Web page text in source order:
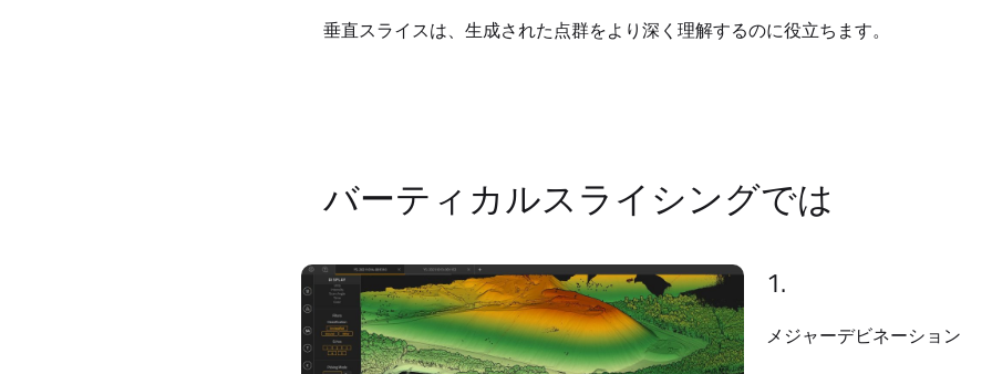
垂直スライスは、生成された点群をより深く理解するのに役立ちます。
バーティカルスライシングでは
1.
メジャーデビネーション